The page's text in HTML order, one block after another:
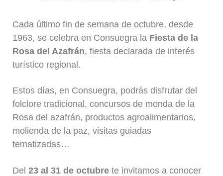
Cada último fin de semana de octubre, desde
1963, se celebra en Consuegra la Fiesta de la
Rosa del Azafrán, fiesta declarada de interés
turístico regional.
Estos días, en Consuegra, podrás disfrutar del
folclore tradicional, concursos de monda de la
Rosa del azafrán, productos agroalimentarios,
molienda de la paz, visitas guiadas
tematizadas…
Del23 al 31 de octubre te invitamos a conocer